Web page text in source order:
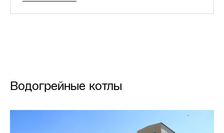
Водогрейные котлы